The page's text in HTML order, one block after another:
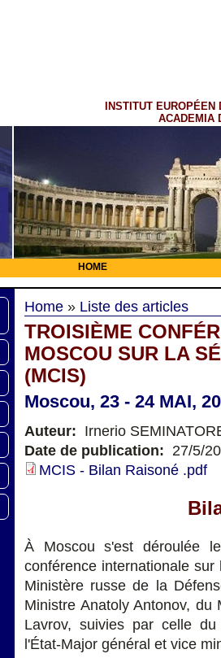
INSTITUT EUROPÉEN
ACADEMIA
HOME
Home » Liste des articles
TROISIÈME
MOSCOU SUR LA
(MCIS)
Moscou, 23 - 24 MAI,
Auteur: Irnerio
Date de publication: 27/5/
MCIS - Bilan Raisoné .pdf
À Moscou s'est déroulée
conférence internationale
Ministère russe de la
Ministre Anatoly Antonov,
Lavrov, suivies par celle
l'État-Major général et vice